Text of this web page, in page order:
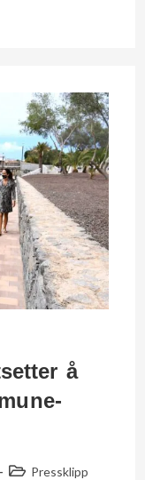
å
Pressklipp